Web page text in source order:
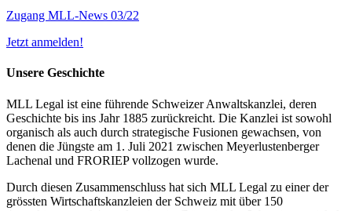
Zugang MLL-News 03/22
Jetzt anmelden!
Unsere Geschichte
MLL Legal ist eine führende Schweizer Anwaltskanzlei, deren
Geschichte bis ins Jahr 1885 zurückreicht. Die Kanzlei ist sowohl
organisch als auch durch strategische Fusionen gewachsen, von
denen die Jüngste am 1. Juli 2021 zwischen Meyerlustenberger
Lachenal und FRORIEP vollzogen wurde.
Durch diesen Zusammenschluss hat sich MLL Legal zu einer der
grössten Wirtschaftskanzleien der Schweiz mit über 150